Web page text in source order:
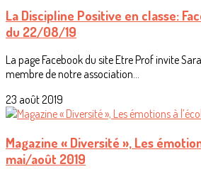
La Discipline Positive en classe:
du 22/08/19
La page Facebook du site Etre Prof invite
membre de notre association...
23 août 2019
Magazine « Diversité », Les
mai/août 2019